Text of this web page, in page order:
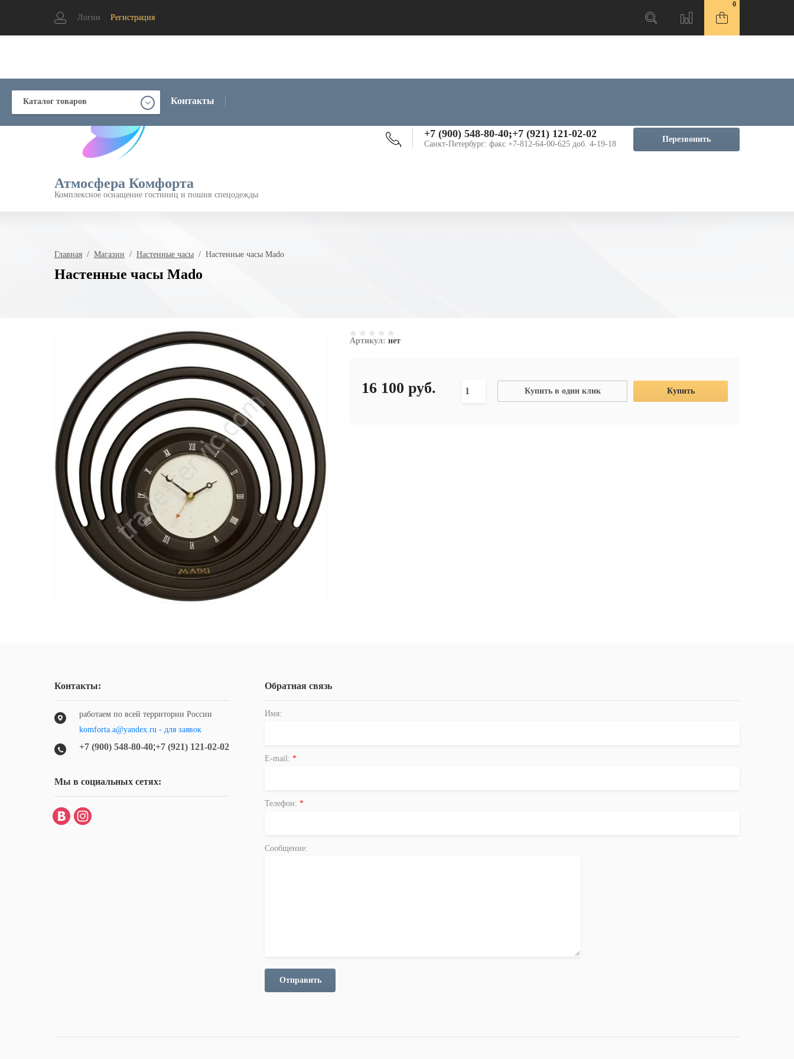
Логин Регистрация
0
Атмосфера Комфорта
Комплексное оснащение гостиниц и пошив спецодежды
+7 (900) 548-80-40;+7 (921) 121-02-02
Санкт-Петербург: факс +7-812-64-00-625 доб. 4-19-18
Перезвонить
Главная
  /
Магазин
  /
Настенные часы
  /  Настенные часы Mado
Настенные часы Mado
Каталог товаров Контакты
Артикул: нет
16 100 руб. Купить в один клик Купить
Контакты:
работаем по всей территории России
komforta.a@yandex.ru - для заявок
+7 (900) 548-80-40;+7 (921) 121-02-02
Мы в социальных сетях:
Обратная связь
Имя:
E-mail: *
Телефон: *
Сообщение:
Отправить